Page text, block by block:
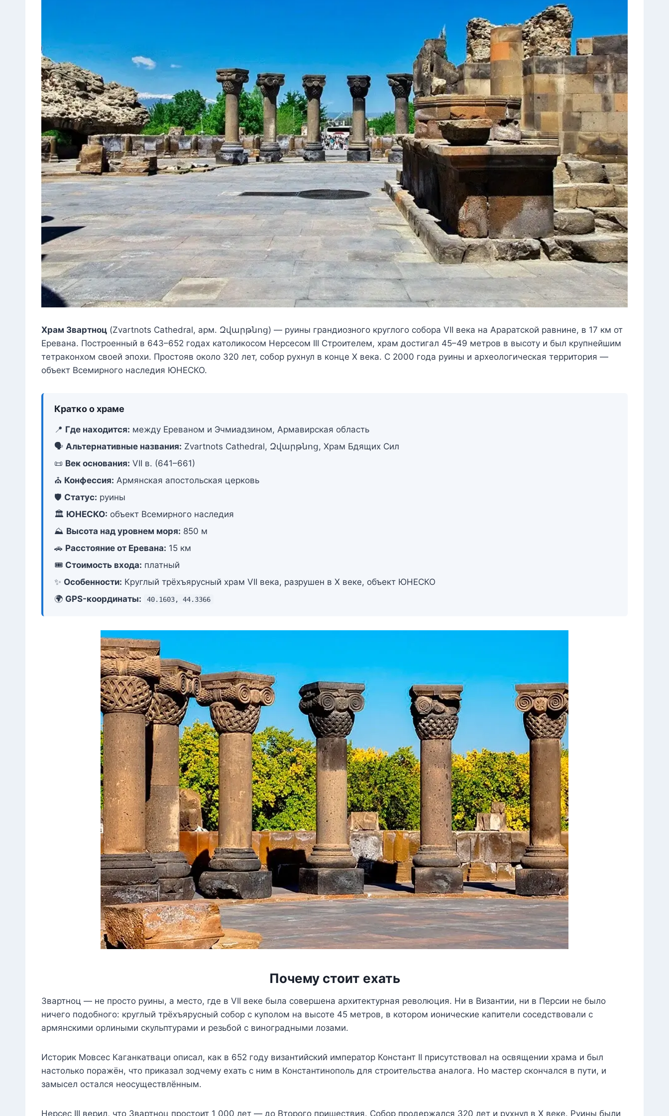
Храм Звартноц (Zvartnots Cathedral, арм. Զվարթնոց) — руины грандиозного круглого собора VII века на Араратской равнине, в 17 км от
Еревана. Построенный в 643–652 годах католикосом Нерсесом III Строителем, храм достигал 45–49 метров в высоту и был крупнейшим
тетраконхом своей эпохи. Простояв около 320 лет, собор рухнул в конце X века. С 2000 года руины и археологическая территория —
объект Всемирного наследия ЮНЕСКО.
Кратко о храме
📍 Где находится: между Ереваном и Эчмиадзином, Армавирская область
🗣️ Альтернативные названия: Zvartnots Cathedral, Զվարթնոց, Храм Бдящих Сил
📜 Век основания: VII в. (641–661)
⛪ Конфессия: Армянская апостольская церковь
🛡️ Статус: руины
🏛️ ЮНЕСКО: объект Всемирного наследия
⛰️ Высота над уровнем моря: 850 м
🚗 Расстояние от Еревана: 15 км
🎟️ Стоимость входа: платный
✨ Особенности: Круглый трёхъярусный храм VII века, разрушен в X веке, объект ЮНЕСКО
🌍 GPS-координаты: 40.1603, 44.3366
Почему стоит ехать
Звартноц — не просто руины, а место, где в VII веке была совершена архитектурная революция. Ни в Византии, ни в Персии не было
ничего подобного: круглый трёхъярусный собор с куполом на высоте 45 метров, в котором ионические капители соседствовали с
армянскими орлиными скульптурами и резьбой с виноградными лозами.
Историк Мовсес Каганкатваци описал, как в 652 году византийский император Констант II присутствовал на освящении храма и был
настолько поражён, что приказал зодчему ехать с ним в Константинополь для строительства аналога. Но мастер скончался в пути, и
замысел остался неосуществлённым.
Нерсес III верил, что Звартноц простоит 1 000 лет — до Второго пришествия. Собор продержался 320 лет и рухнул в X веке. Руины были